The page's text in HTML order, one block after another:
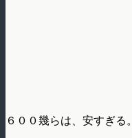
６００幾らは、安すぎる。